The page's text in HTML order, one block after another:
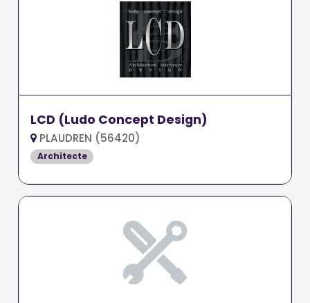
LCD (Ludo Concept Design)
PLAUDREN (56420)
Architecte